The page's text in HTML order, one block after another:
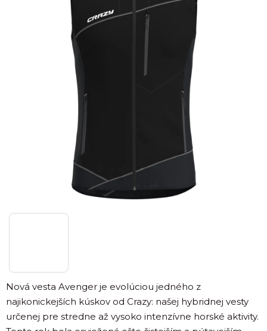
Nová vesta Avenger je evolúciou jedného z
najikonickejších kúskov od Crazy: našej hybridnej vesty
určenej pre stredne až vysoko intenzívne horské aktivity.